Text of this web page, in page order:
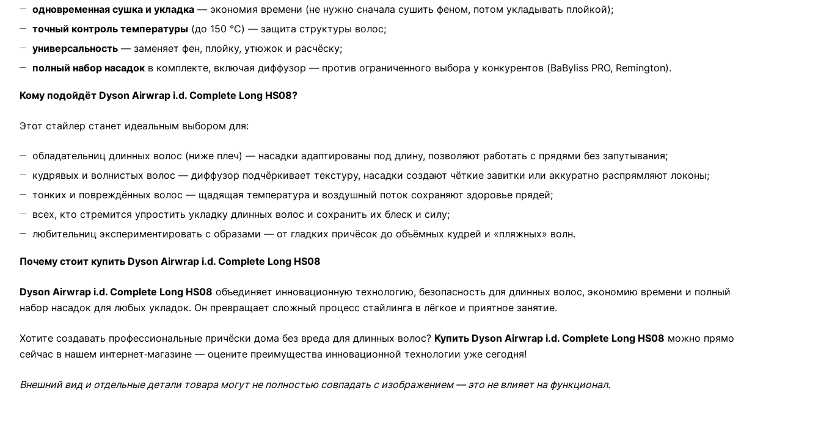
одновременная сушка и укладка — экономия времени (не нужно сначала сушить феном, потом укладывать плойкой);
точный контроль температуры (до 150 °C) — защита структуры волос;
универсальность — заменяет фен, плойку, утюжок и расчёску;
полный набор насадок в комплекте, включая диффузор — против ограниченного выбора у конкурентов (BaByliss PRO, Remington).
Кому подойдёт Dyson Airwrap i.d. Complete Long HS08?
Этот стайлер станет идеальным выбором для:
обладательниц длинных волос (ниже плеч) — насадки адаптированы под длину, позволяют работать с прядями без запутывания;
кудрявых и волнистых волос — диффузор подчёркивает текстуру, насадки создают чёткие завитки или аккуратно распрямляют локоны;
тонких и повреждённых волос — щадящая температура и воздушный поток сохраняют здоровье прядей;
всех, кто стремится упростить укладку длинных волос и сохранить их блеск и силу;
любительниц экспериментировать с образами — от гладких причёсок до объёмных кудрей и «пляжных» волн.
Почему стоит купить Dyson Airwrap i.d. Complete Long HS08
Dyson Airwrap i.d. Complete Long HS08 объединяет инновационную технологию, безопасность для длинных волос, экономию времени и полный
набор насадок для любых укладок. Он превращает сложный процесс стайлинга в лёгкое и приятное занятие.
Хотите создавать профессиональные причёски дома без вреда для длинных волос? Купить Dyson Airwrap i.d. Complete Long HS08 можно прямо
сейчас в нашем интернет‑магазине — оцените преимущества инновационной технологии уже сегодня!
Внешний вид и отдельные детали товара могут не полностью совпадать с изображением — это не влияет на функционал.